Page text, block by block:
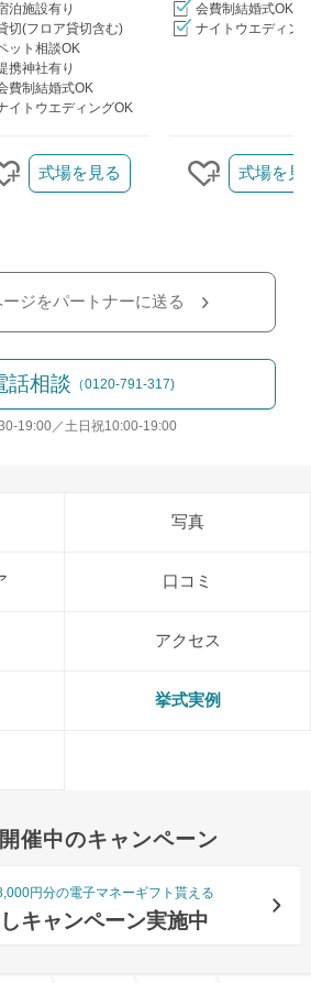
泊施設有り
切(フロア貸切含む)
ット相談OK
携神社有り
費制結婚式OK
イトウエディングOK
会費制結婚式OK
ナイトウエディン
クリップする
式場を見る
クリップす
式場を見
ージをパートナーに送る
話相談 （0120-791-317)
19:00／土日祝10:00-19:00
写真
口コミ
アクセス
挙式実例
開催中のキャンペーン
円分の電子マネーギフト貰える
キャンペーン実施中